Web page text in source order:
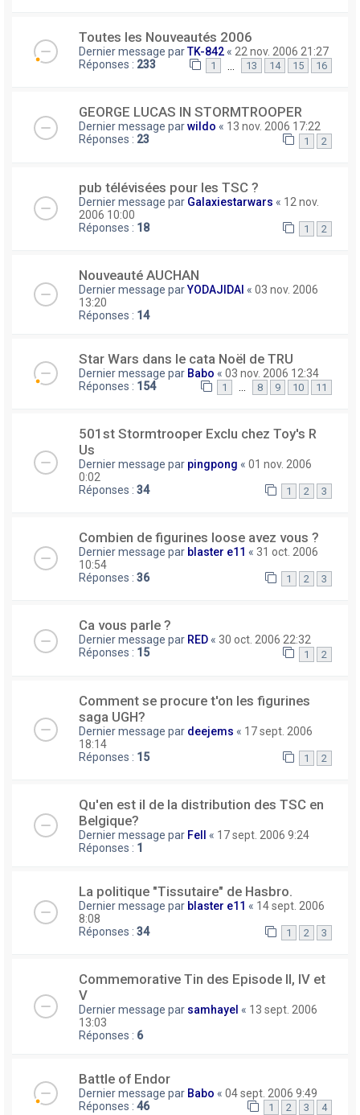
Toutes les Nouveautés 2006
Dernier message parTK-842 « 22 nov. 2006 21:27
Réponses : 233 1 13 14 15 16
GEORGE LUCAS IN STORMTROOPER
Dernier message parwildo « 13 nov. 2006 17:22
Réponses : 23 1 2
pub télévisées pour les TSC ?
Dernier message par Galaxiestarwars « 12 nov.
2006 10:00
Réponses : 18 1 2
Nouveauté AUCHAN
Dernier message parYODAJIDAI « 03 nov. 2006
13:20
Réponses : 14
Star Wars dans le cata Noël de TRU
Dernier message par Babo « 03 nov. 2006 12:34
Réponses : 154 1 8 9 10 11
501st Stormtrooper Exclu chez Toy's R
Us
Dernier message par pingpong « 01 nov. 2006
0:02
Réponses : 34 1 2 3
Combien de figurines loose avez vous ?
Dernier message par blaster e11 « 31 oct. 2006
10:54
Réponses : 36 1 2 3
Ca vous parle ?
Dernier message par RED « 30 oct. 2006 22:32
Réponses : 15 1 2
Comment se procure t'on les figurines
saga UGH?
Dernier message par deejems « 17 sept. 2006
18:14
Réponses : 15 1 2
Qu'en est il de la distribution des TSC en
Belgique?
Dernier message par Fell « 17 sept. 2006 9:24
Réponses : 1
La politique "Tissutaire" de Hasbro.
Dernier message par blaster e11 « 14 sept. 2006
8:08
Réponses : 34 1 2 3
Commemorative Tin des Episode II, IV et
V
Dernier message par samhayel « 13 sept. 2006
13:03
Réponses : 6
Battle of Endor
Dernier message par Babo « 04 sept. 2006 9:49
Réponses : 46 1 2 3 4